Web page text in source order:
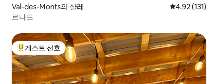
Val-des-Monts의 샬레 평점 4.92점(5
4.92 (131)
르나드
상위 게스트 선호
게스트 선호